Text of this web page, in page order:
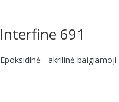
Interfine 691
Epoksidinė - akrilinė baigiamoji